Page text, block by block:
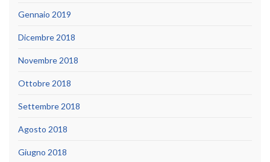
Gennaio 2019
Dicembre 2018
Novembre 2018
Ottobre 2018
Settembre 2018
Agosto 2018
Giugno 2018